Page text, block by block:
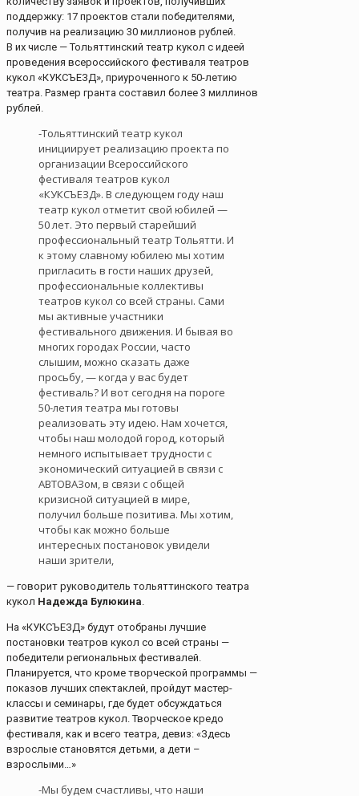
поддержку: 17 проектов стали победителями,
получив на реализацию 30 миллионов рублей.
В их числе — Тольяттинский театр кукол с идеей
проведения всероссийского фестиваля театров
кукол «КУКСЪЕЗД», приуроченного к 50-летию
театра. Размер гранта составил более 3 миллинов
рублей.
-Тольяттинский театр кукол
инициирует реализацию проекта по
организации Всероссийского
фестиваля театров кукол
«КУКСЪЕЗД». В следующем году наш
театр кукол отметит свой юбилей —
50 лет. Это первый старейший
профессиональный театр Тольятти. И
к этому славному юбилею мы хотим
пригласить в гости наших друзей,
профессиональные коллективы
театров кукол со всей страны. Сами
мы активные участники
фестивального движения. И бывая во
многих городах России, часто
слышим, можно сказать даже
просьбу, — когда у вас будет
фестиваль? И вот сегодня на пороге
50-летия театра мы готовы
реализовать эту идею. Нам хочется,
чтобы наш молодой город, который
немного испытывает трудности с
экономический ситуацией в связи с
АВТОВАЗом, в связи с общей
кризисной ситуацией в мире,
получил больше позитива. Мы хотим,
чтобы как можно больше
интересных постановок увидели
наши зрители,
— говорит руководитель тольяттинского театра
кукол Надежда Булюкина.
На «КУКСЪЕЗД» будут отобраны лучшие
постановки театров кукол со всей страны —
победители региональных фестивалей.
Планируется, что кроме творческой программы —
показов лучших спектаклей, пройдут мастер-
классы и семинары, где будет обсуждаться
развитие театров кукол. Творческое кредо
фестиваля, как и всего театра, девиз: «Здесь
взрослые становятся детьми, а дети –
взрослыми…»
-Мы будем счастливы, что наши